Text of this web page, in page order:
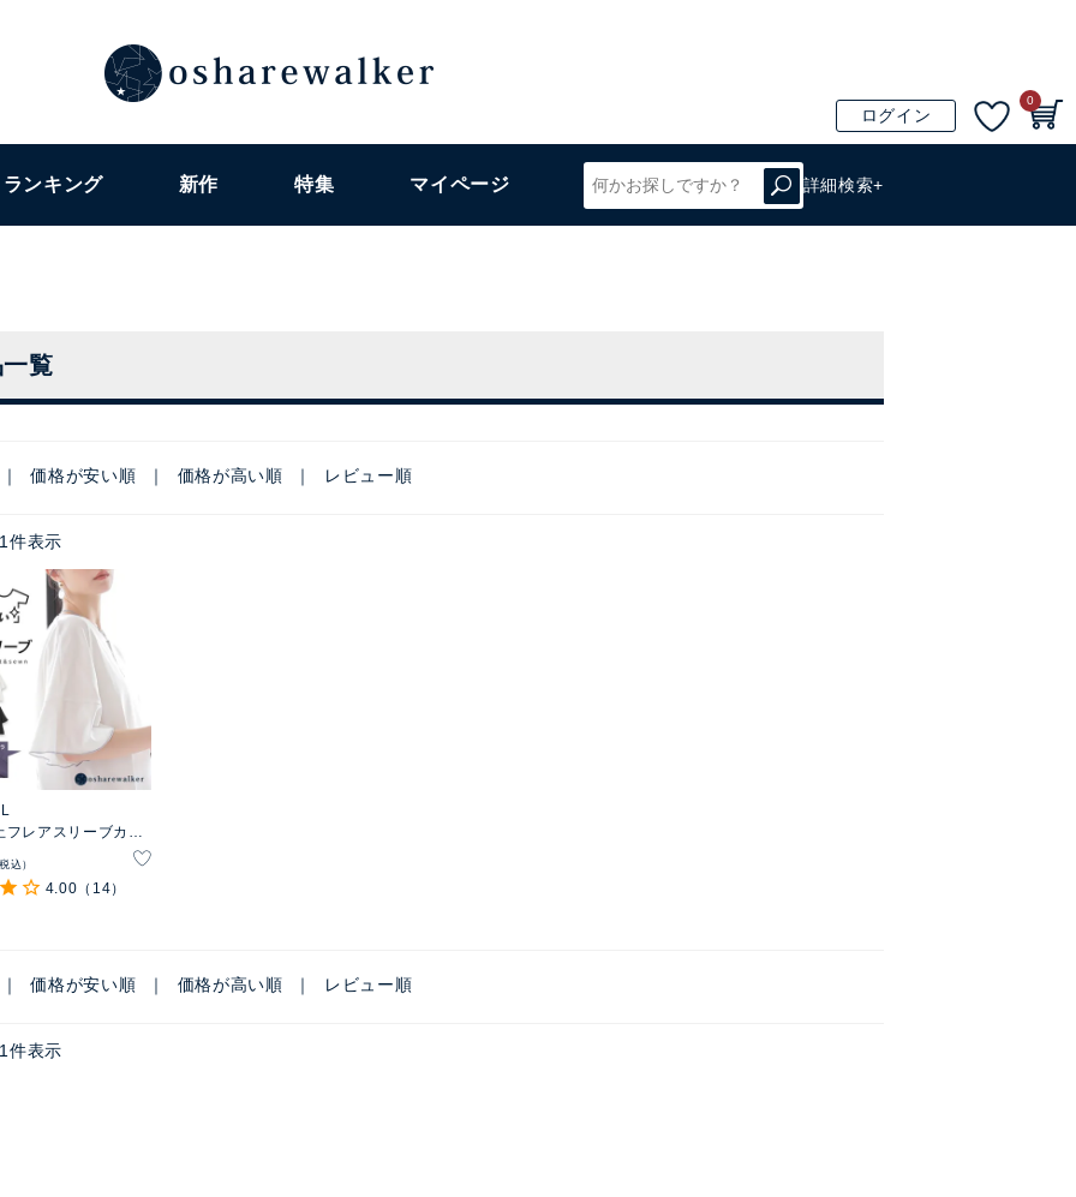
ログイン
0
ランキング 新作 特集 マイページ 詳細検索+
覧
価格が安い順 価格が高い順 レビュー順
1 件表示
レアスリーブカッ
込
4.00 （14）
価格が安い順 価格が高い順 レビュー順
1 件表示